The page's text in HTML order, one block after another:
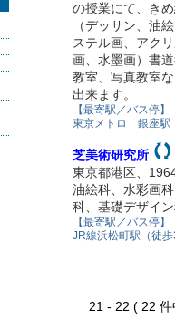
の授業にて、き
（デッサン、油
ステル画、アク
画、水墨画）書
教室、写真教室
出来ます。
【最寄駅／バス停】
東京メトロ 銀座駅
芝美術研究所
東京都港区、
油絵科、水彩画
科、基礎デザイ
【最寄駅／バス停】
JR線浜松町駅（徒
21 - 22 ( 22